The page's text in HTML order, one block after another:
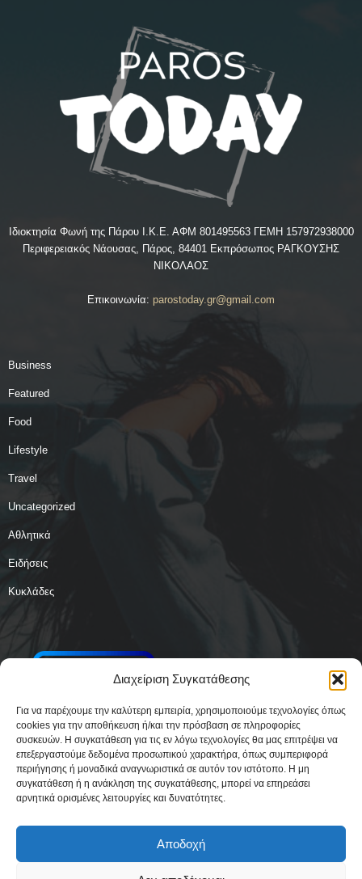
Διαχείριση Συγκατάθεσης
Για να παρέχουμε την καλύτερη εμπειρία, χρησιμοποιούμε τεχνολογίες όπως
cookies για την αποθήκευση ή/και την πρόσβαση σε πληροφορίες
συσκευών. Η συγκατάθεση για τις εν λόγω τεχνολογίες θα μας επιτρέψει να
επεξεργαστούμε δεδομένα προσωπικού χαρακτήρα, όπως συμπεριφορά
περιήγησης ή μοναδικά αναγνωριστικά σε αυτόν τον ιστότοπο. Η μη
συγκατάθεση ή η ανάκληση της συγκατάθεσης, μπορεί να επηρεάσει
αρνητικά ορισμένες λειτουργίες και δυνατότητες.
Αποδοχή
Ιδιοκτησία Φωνή της Πάρου Ι.Κ.Ε. ΑΦΜ 801495563 ΓΕΜΗ 157972938000
Περιφερειακός Νάουσας, Πάρος, 84401 Εκπρόσωπος ΡΑΓΚΟΥΣΗΣ
ΝΙΚΟΛΑΟΣ
Επικοινωνία: parostoday.gr@gmail.com
Business
Featured
Food
Lifestyle
Travel
Uncategorized
Αθλητικά
Ειδήσεις
Κυκλάδες